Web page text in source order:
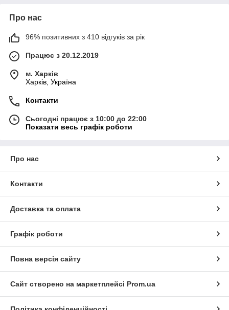
Про нас
96% позитивних з 410 відгуків за рік
Працює з 20.12.2019
м. Харків
Харків, Україна
Контакти
Сьогодні працює з 10:00 до 22:00
Показати весь графік роботи
Про нас
Контакти
Доставка та оплата
Графік роботи
Повна версія сайту
Сайт створено на маркетплейсі Prom.ua